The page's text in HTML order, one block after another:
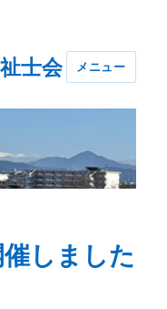
士会 メニュー
しました